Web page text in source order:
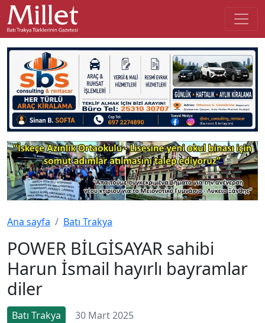
Ana sayfa Batı Trakya
POWER BİLGİSAYAR sahibi
Harun İsmail hayırlı bayramlar
diler
Batı Trakya 30 Mart 2025